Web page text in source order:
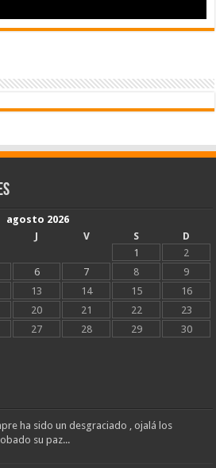
agosto 2026
J V S
D
1
2
6 7 8
9
13 14 15
16
20 21 22
23
27 28 29
30
ha sido un desgraciado , ojalá los
su paz...